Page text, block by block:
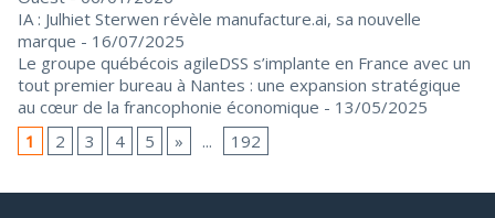
IA : Julhiet Sterwen révèle manufacture.ai, sa nouvelle
marque - 16/07/2025
Le groupe québécois agileDSS s’implante en France avec un
tout premier bureau à Nantes : une expansion stratégique
au cœur de la francophonie économique - 13/05/2025
1
2 3 4 5 » ... 192